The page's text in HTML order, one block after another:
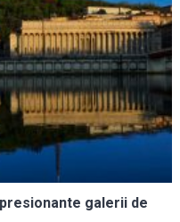
galerii de